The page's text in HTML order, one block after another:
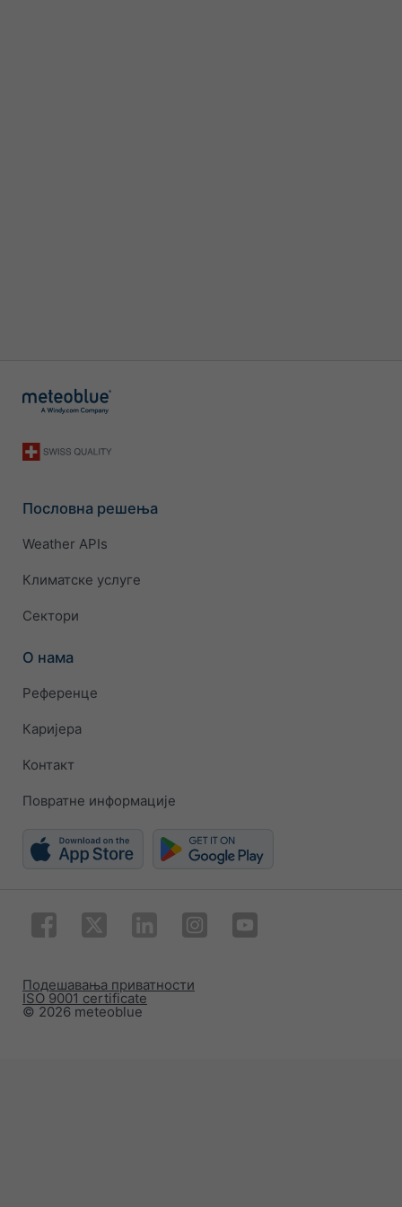
Пословна решења
Weather APIs
Климатске услуге
Сектори
О нама
Референце
Каријера
Контакт
Повратне информације
© 2026 meteoblue
ISO 9001 certificate
Подешавања приватности